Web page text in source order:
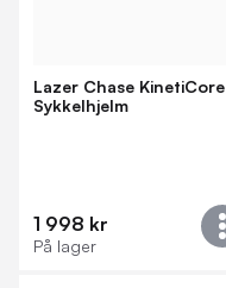
Lazer Chase KinetiCore
Sykkelhjelm
1 998 kr
På lager